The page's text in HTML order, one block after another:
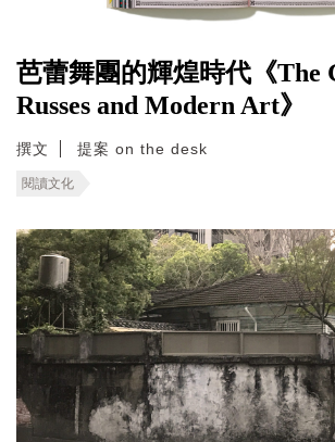
芭蕾舞團的輝煌時代《The
Russes and Modern Art》
撰文 提案 on the desk
閱讀文化